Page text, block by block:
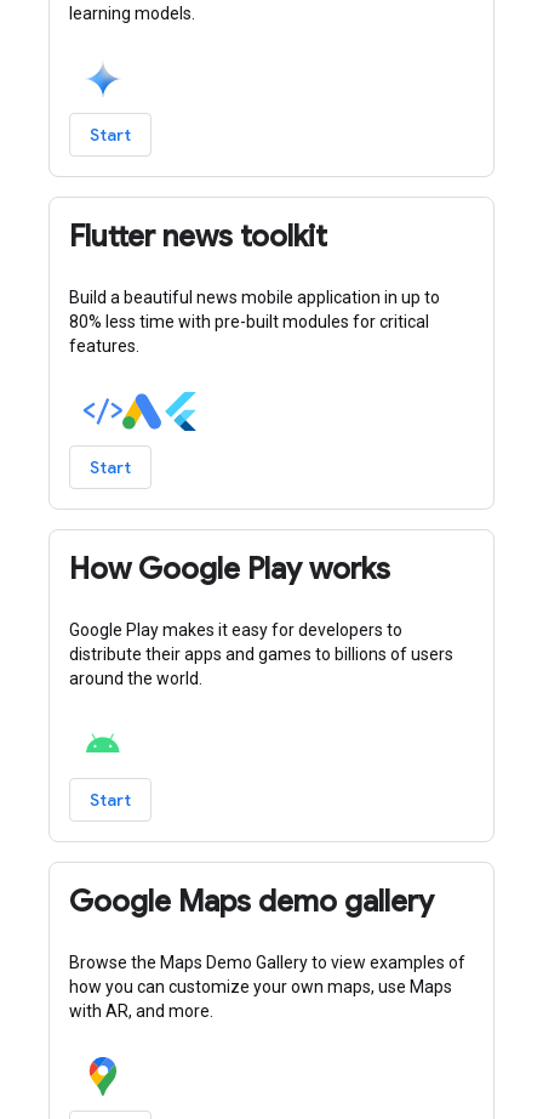
learning models.
Start
Flutter news toolkit
Build a beautiful news mobile application in up to
80% less time with pre-built modules for critical
features.
Start
How Google Play works
Google Play makes it easy for developers to
distribute their apps and games to billions of users
around the world.
Start
Google Maps demo gallery
Browse the Maps Demo Gallery to view examples of
how you can customize your own maps, use Maps
with AR, and more.